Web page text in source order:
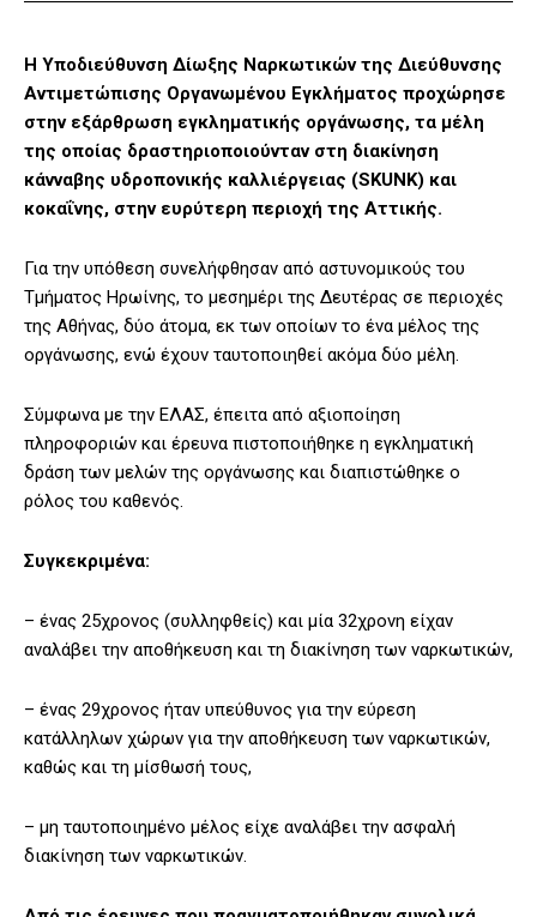
Η Υποδιεύθυνση Δίωξης Ναρκωτικών της Διεύθυνσης
Αντιμετώπισης Οργανωμένου Εγκλήματος προχώρησε
στην εξάρθρωση εγκληματικής οργάνωσης, τα μέλη
της οποίας δραστηριοποιούνταν στη διακίνηση
κάνναβης υδροπονικής καλλιέργειας (SKUNK) και
κοκαΐνης, στην ευρύτερη περιοχή της Αττικής.
Για την υπόθεση συνελήφθησαν από αστυνομικούς του
Τμήματος Ηρωίνης, το μεσημέρι της Δευτέρας σε περιοχές
της Αθήνας, δύο άτομα, εκ των οποίων το ένα μέλος της
οργάνωσης, ενώ έχουν ταυτοποιηθεί ακόμα δύο μέλη.
Σύμφωνα με την ΕΛΑΣ, έπειτα από αξιοποίηση
πληροφοριών και έρευνα πιστοποιήθηκε η εγκληματική
δράση των μελών της οργάνωσης και διαπιστώθηκε ο
ρόλος του καθενός.
Συγκεκριμένα:
– ένας 25χρονος (συλληφθείς) και μία 32χρονη είχαν
αναλάβει την αποθήκευση και τη διακίνηση των ναρκωτικών,
– ένας 29χρονος ήταν υπεύθυνος για την εύρεση
κατάλληλων χώρων για την αποθήκευση των ναρκωτικών,
καθώς και τη μίσθωσή τους,
– μη ταυτοποιημένο μέλος είχε αναλάβει την ασφαλή
διακίνηση των ναρκωτικών.